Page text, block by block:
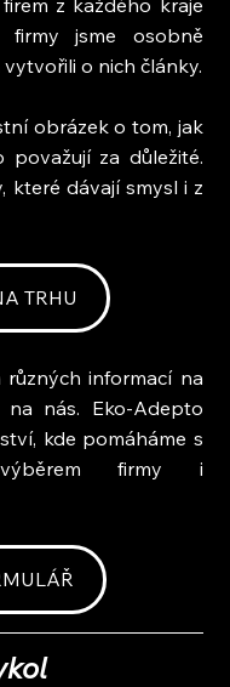
firmy jsme osobně
vytvořili o nich články.
obrázek o tom, jak
považují za důležité.
které dávají smysl i z
TRHU
informací na
nás. Eko-Adepto
kde pomáháme s
výběrem firmy i